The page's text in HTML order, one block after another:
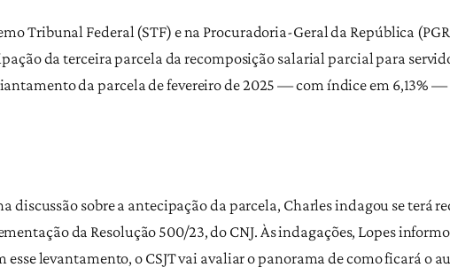
Tribunal Federal (STF) e na Procuradoria-Geral da República
da terceira parcela da recomposição salarial parcial para
da parcela de fevereiro de 2025 — com índice em 6,13% —
discussão sobre a antecipação da parcela, Charles indagou se terá
da Resolução 500/23, do CNJ. Às indagações, Lopes
esse levantamento, o CSJT vai avaliar o panorama de como ficará o